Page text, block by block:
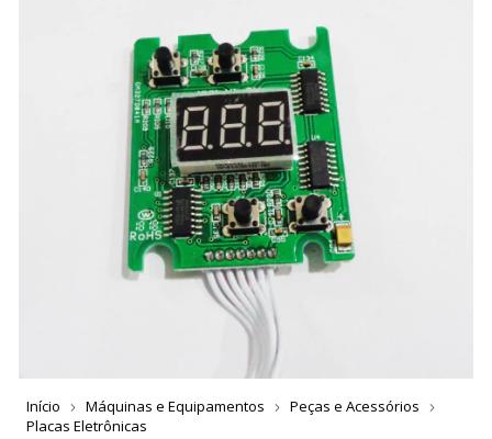
Início Máquinas e Equipamentos
Peças e Acessórios
Placas Eletrônicas